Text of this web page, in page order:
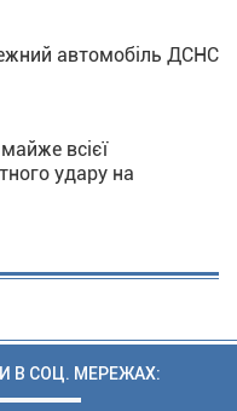
автомобіль ДСНС
всієї
удару на
В СОЦ. МЕРЕЖАХ: